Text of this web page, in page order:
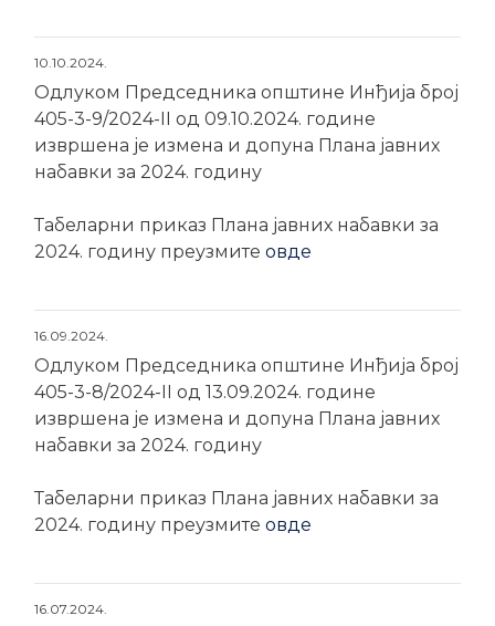
10.10.2024.
Одлуком Председника општине Инђија број
405-3-9/2024-II од 09.10.2024. године
извршена је измена и допуна Плана јавних
набавки за 2024. годину
Табеларни приказ Плана јавних набавки за
2024. годину преузмите овде
16.09.2024.
Одлуком Председника општине Инђија број
405-3-8/2024-II од 13.09.2024. године
извршена је измена и допуна Плана јавних
набавки за 2024. годину
Табеларни приказ Плана јавних набавки за
2024. годину преузмите овде
16.07.2024.